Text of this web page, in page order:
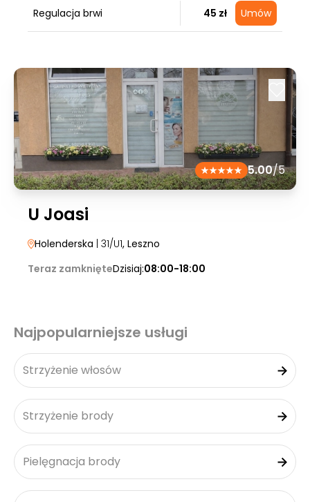
Regulacja brwi 45 zł Umów
5.00/5
U Joasi
Holenderska | 31/U1, Leszno
Teraz zamknięteDzisiaj:08:00-18:00
Najpopularniejsze usługi
Strzyżenie włosów
Strzyżenie brody
Pielęgnacja brody